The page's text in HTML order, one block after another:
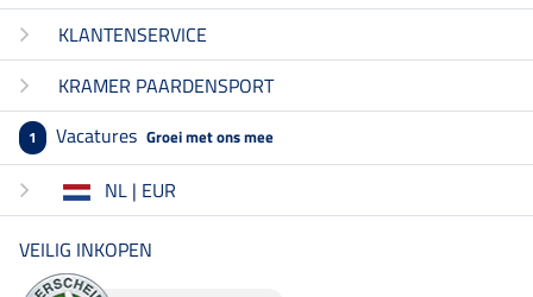
KLANTENSERVICE
KRAMER PAARDENSPORT
1 Vacatures Groei met ons mee
NL | EUR
VEILIG INKOPEN